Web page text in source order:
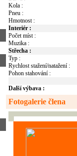
Kola :
Pneu :
Hmotnost :
Interiér :
Počet míst :
Muzika :
Střecha :
Typ :
Rychlost stažení/natažení :
Pohon stahování :
Další výbava :
Fotogalerie člena